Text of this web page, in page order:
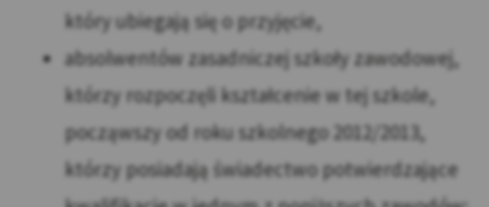
który ubiegają się o przyjęcie,
absolwentów zasadniczej szkoły zawodowej,
którzy rozpoczęli kształcenie w tej szkole,
począwszy od roku szkolnego 2012/2013,
którzy posiadają świadectwo potwierdzające